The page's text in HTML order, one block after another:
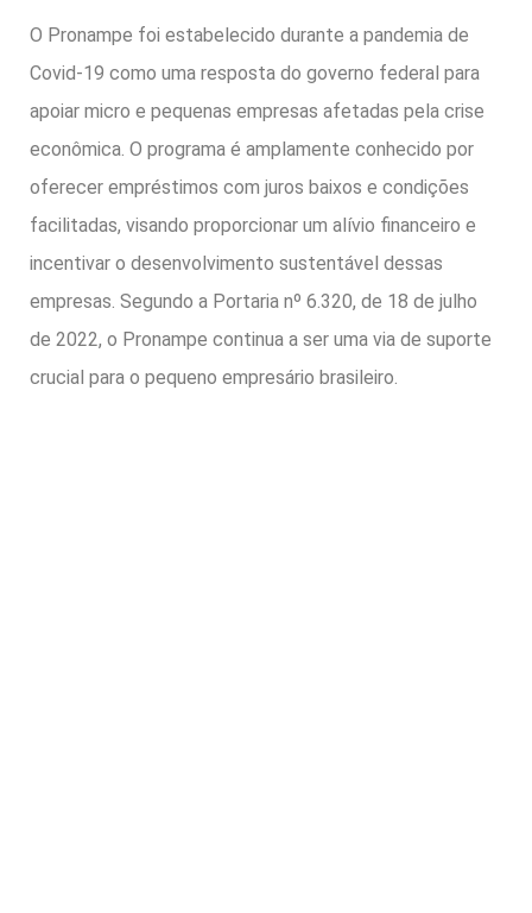
O Pronampe foi estabelecido durante a pandemia de
Covid-19 como uma resposta do governo federal para
apoiar micro e pequenas empresas afetadas pela crise
econômica. O programa é amplamente conhecido por
oferecer empréstimos com juros baixos e condições
facilitadas, visando proporcionar um alívio financeiro e
incentivar o desenvolvimento sustentável dessas
empresas. Segundo a Portaria nº 6.320, de 18 de julho
de 2022, o Pronampe continua a ser uma via de suporte
crucial para o pequeno empresário brasileiro.